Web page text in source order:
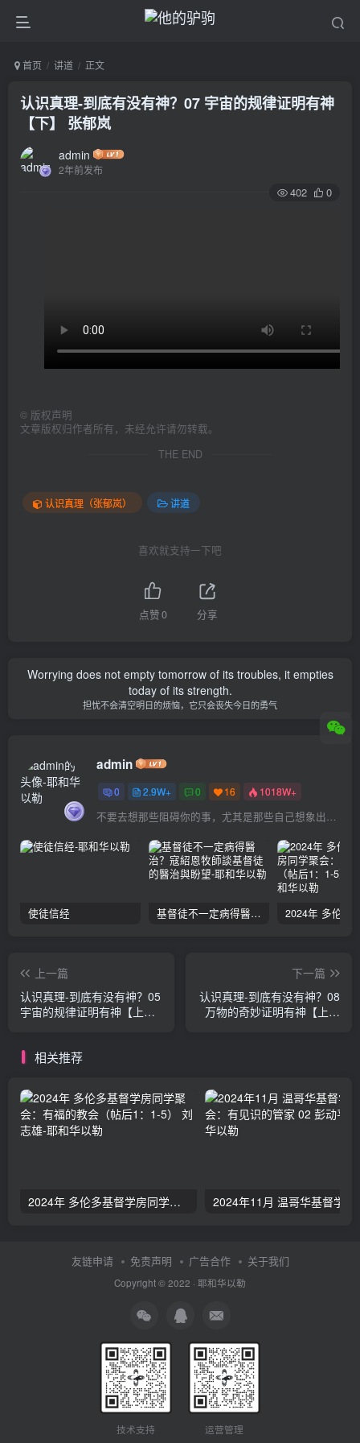
首页 讲道 正文
认识真理-到底有没有神？07 宇宙的规律证明有神
【下】 张郁岚
admin
2年前发布
402 0
© 版权声明
文章版权归作者所有，未经允许请勿转载。
THE END
认识真理（张郁岚） 讲道
喜欢就支持一下吧
点赞0 分享
Worrying does not empty tomorrow of its troubles, it empties
today of its strength.
担忧不会清空明日的烦恼，它只会丧失今日的勇气
admin
0 2.9W+ 0 16 1018W+
不要去想那些阻碍你的事，尤其是那些自己想象出来的事
使徒信经 基督徒不一定病得醫治？寇紹恩牧師談基督徒的醫治與盼望
上一篇
认识真理-到底有没有神？05
宇宙的规律证明有神【上】
下一篇
认识真理-到底有没有神？08
万物的奇妙证明有神【上】
相关推荐
2024年 多伦多基督学房同学聚会：有福的教会（帖后1：1-5） 刘志雄
友链申请 免责声明 广告合作 关于我们
Copyright © 2022 · 耶和华以勒
技术支持 运营管理